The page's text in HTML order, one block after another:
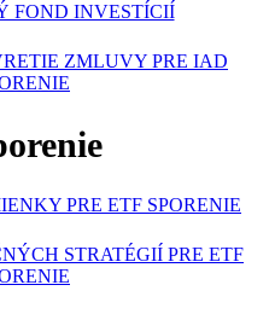
FOND INVESTÍCIÍ
ZMLUVY PRE IAD
PRE ETF SPORENIE
STRATÉGIÍ PRE ETF